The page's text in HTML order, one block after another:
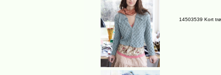
14503539 Kort